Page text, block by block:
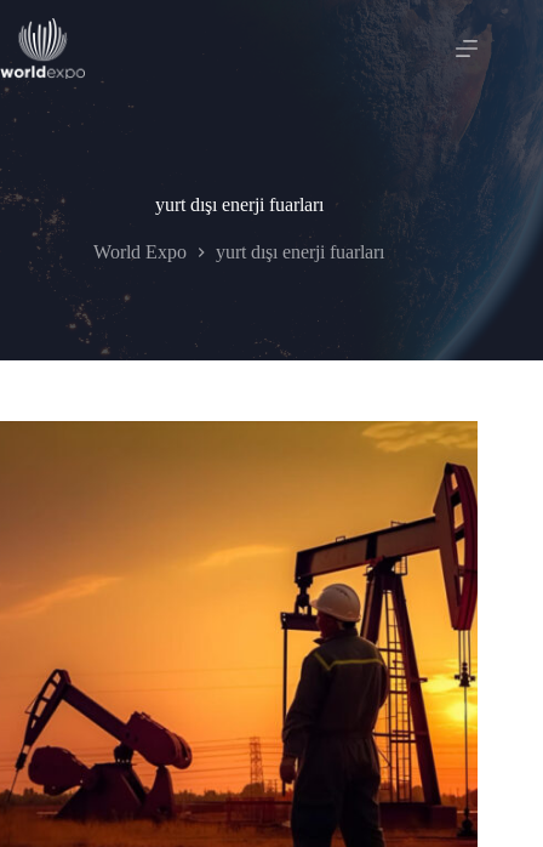
content
yurt dışı enerji fuarları
World Expo yurt dışı enerji fuarları